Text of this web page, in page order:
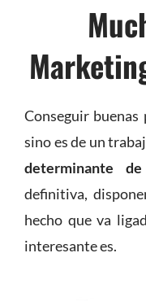
Conseguir buenas
sino es de un
determinante
definitiva,
hecho que va
interesante es.